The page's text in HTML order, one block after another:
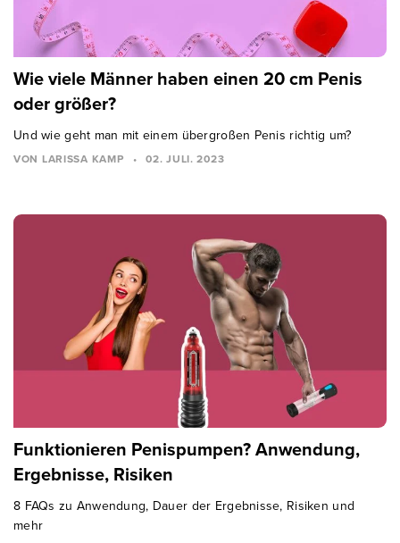
Wie viele Männer haben einen 20 cm Penis
oder größer?
Und wie geht man mit einem übergroßen Penis richtig um?
VON LARISSA KAMP • 02. JULI. 2023
Funktionieren Penispumpen? Anwendung,
Ergebnisse, Risiken
8 FAQs zu Anwendung, Dauer der Ergebnisse, Risiken und
mehr